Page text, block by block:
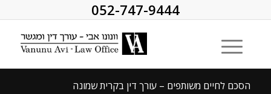
052-747-9444
הסכם לחיים משותפים – עורך דין בקרית שמונה